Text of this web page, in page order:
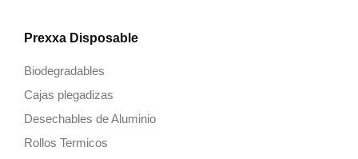
Prexxa Disposable
Biodegradables
Cajas plegadizas
Desechables de Aluminio
Rollos Termicos